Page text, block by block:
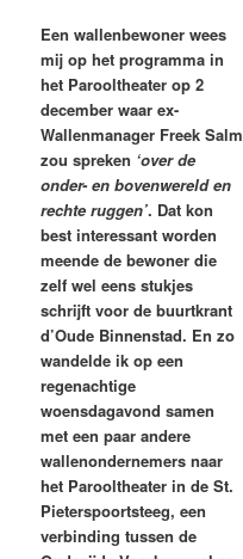
Een wallenbewoner wees
mij op het programma in
het Parooltheater op 2
december waar ex-
Wallenmanager Freek Salm
zou spreken ‘over de
onder- en bovenwereld en
rechte ruggen’. Dat kon
best interessant worden
meende de bewoner die
zelf wel eens stukjes
schrijft voor de buurtkrant
d’Oude Binnenstad. En zo
wandelde ik op een
regenachtige
woensdagavond samen
met een paar andere
wallenondernemers naar
het Parooltheater in de St.
Pieterspoortsteeg, een
verbinding tussen de